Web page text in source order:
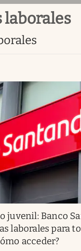
laborales
juvenil: Banco
laborales para
acceder?